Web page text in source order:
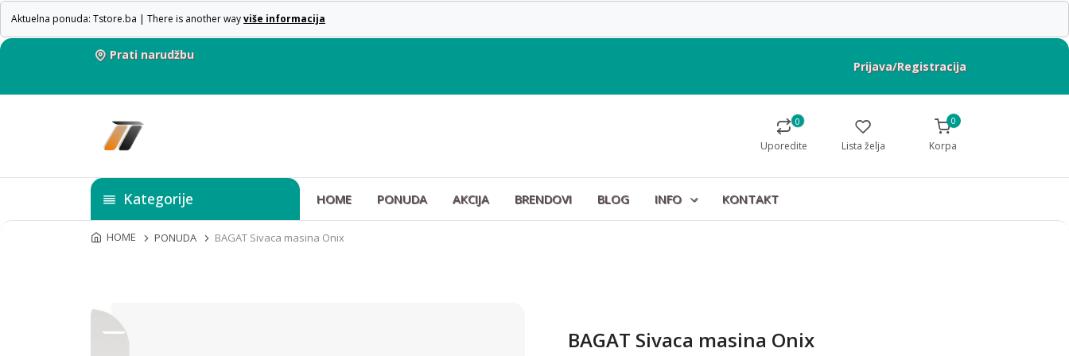
Aktuelna ponuda: Tstore.ba | There is another wayviše informacija
Prati narudžbu
Prijava/Registracija
0
Uporedite Lista želja
0
Korpa
Kategorije HOME PONUDA AKCIJA BRENDOVI BLOG INFO KONTAKT
HOME PONUDA BAGAT Sivaca masina Onix
BAGAT Sivaca masina Onix